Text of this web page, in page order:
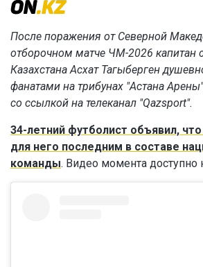
После поражения от Северной
отборочном матче ЧМ-2026 капитан
Казахстана Асхат Тагыберген
фанатами на трибунах "Астана
со ссылкой на телеканал "Qazsport".
34-летний футболист объявил,
для него последним в составе
команды. Видео момента доступно